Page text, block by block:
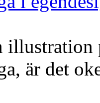
illustration
är det